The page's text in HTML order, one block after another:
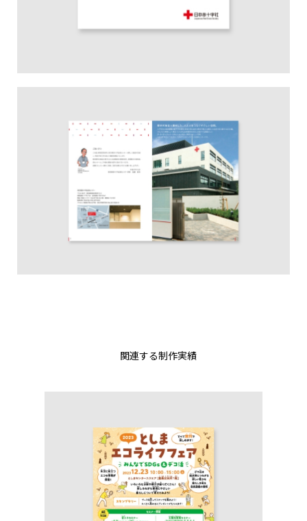
関連する制作実績